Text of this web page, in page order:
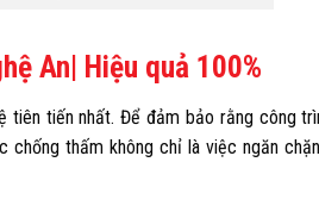
An| Hiệu quả 100%
tiên tiến nhất. Để đảm bảo rằng công
chống thấm không chỉ là việc ngăn